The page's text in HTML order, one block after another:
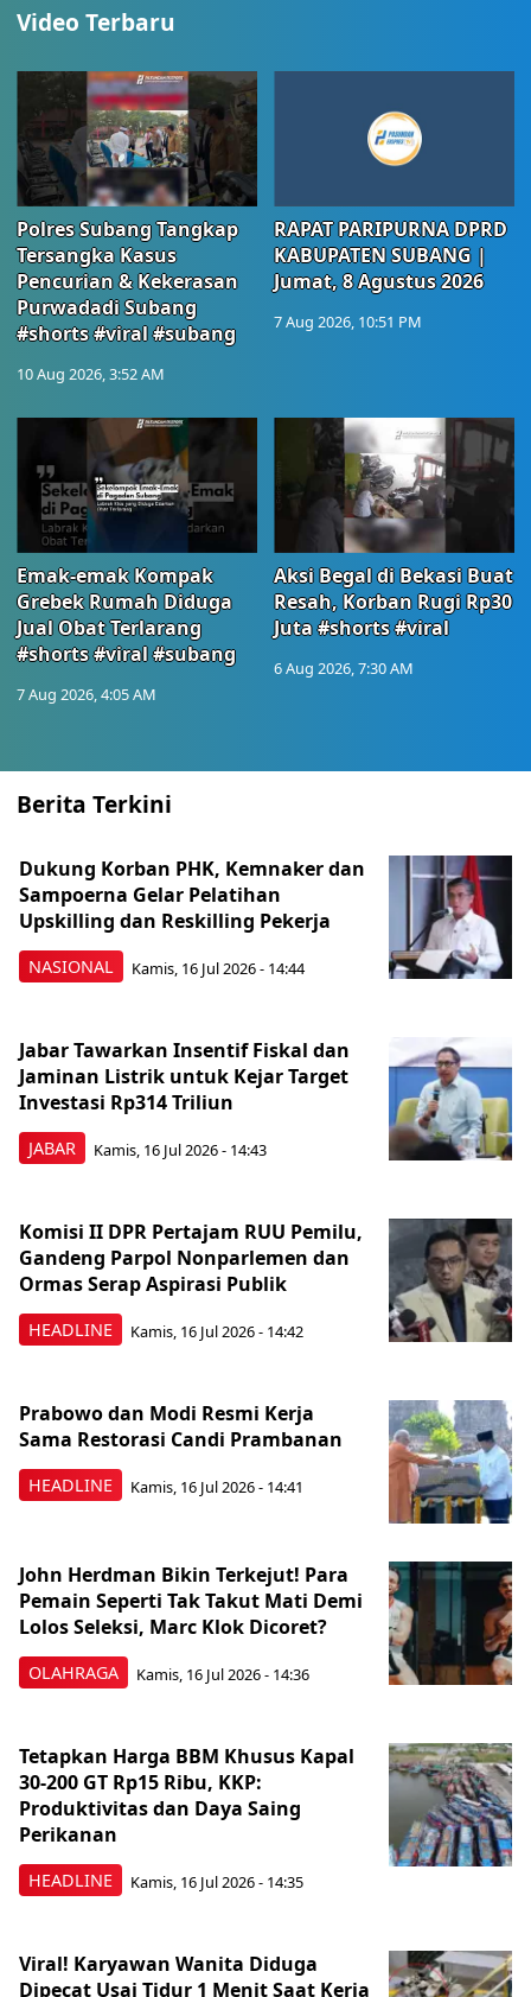
Video Terbaru
Polres Subang Tangkap
Tersangka Kasus
Pencurian & Kekerasan
Purwadadi Subang
#shorts #viral #subang
10 Aug 2026, 3:52 AM
RAPAT PARIPURNA DPRD
KABUPATEN SUBANG |
Jumat, 8 Agustus 2026
7 Aug 2026, 10:51 PM
Emak-emak Kompak
Grebek Rumah Diduga
Jual Obat Terlarang
#shorts #viral #subang
7 Aug 2026, 4:05 AM
Aksi Begal di Bekasi Buat
Resah, Korban Rugi Rp30
Juta #shorts #viral
6 Aug 2026, 7:30 AM
Berita Terkini
NASIONAL
Dukung Korban PHK, Kemnaker dan
Sampoerna Gelar Pelatihan
Upskilling dan Reskilling Pekerja
Kamis, 16 Jul 2026 - 14:44
JABAR
Jabar Tawarkan Insentif Fiskal dan
Jaminan Listrik untuk Kejar Target
Investasi Rp314 Triliun
Kamis, 16 Jul 2026 - 14:43
HEADLINE
Komisi II DPR Pertajam RUU Pemilu,
Gandeng Parpol Nonparlemen dan
Ormas Serap Aspirasi Publik
Kamis, 16 Jul 2026 - 14:42
HEADLINE
Prabowo dan Modi Resmi Kerja
Sama Restorasi Candi Prambanan
Kamis, 16 Jul 2026 - 14:41
OLAHRAGA
John Herdman Bikin Terkejut! Para
Pemain Seperti Tak Takut Mati Demi
Lolos Seleksi, Marc Klok Dicoret?
Kamis, 16 Jul 2026 - 14:36
HEADLINE
Tetapkan Harga BBM Khusus Kapal
30-200 GT Rp15 Ribu, KKP:
Produktivitas dan Daya Saing
Perikanan
Kamis, 16 Jul 2026 - 14:35
Viral! Karyawan Wanita Diduga
Dipecat Usai Tidur 1 Menit Saat Kerja